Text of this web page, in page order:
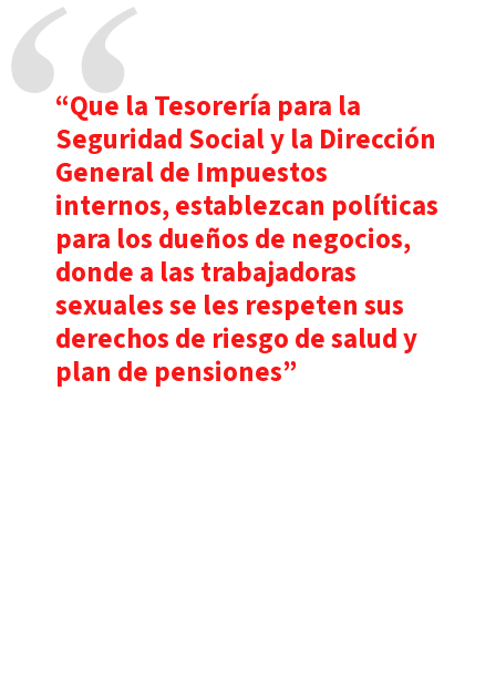
“Que la Tesorería para la
Seguridad Social y la Dirección
General de Impuestos
internos, establezcan políticas
para los dueños de negocios,
donde a las trabajadoras
sexuales se les respeten sus
derechos de riesgo de salud y
plan de pensiones”